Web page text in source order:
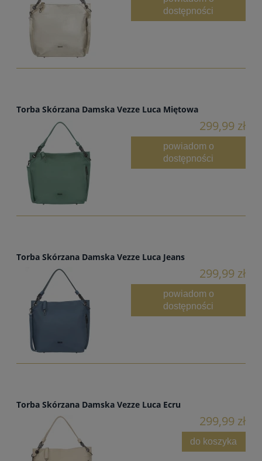
dostępności
Torba Skórzana Damska Vezze Luca Miętowa
299,99 zł
powiadom o
dostępności
Torba Skórzana Damska Vezze Luca Jeans
299,99 zł
powiadom o
dostępności
Torba Skórzana Damska Vezze Luca Ecru
299,99 zł
do koszyka